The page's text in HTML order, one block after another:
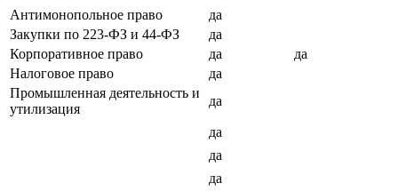
Антимонопольное право
да
Закупки по 223-ФЗ и 44-ФЗ
да
Корпоративное право
да
да
Налоговое право
да
Промышленная деятельность и
утилизация
да
да
да
да